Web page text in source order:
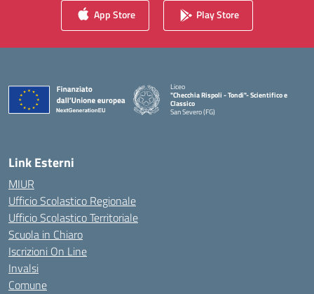
App Store Play Store
Liceo
"Checchia Rispoli - Tondi"- Scientifico e
Classico
San Severo (FG)
Link Esterni
MIUR
Ufficio Scolastico Regionale
Ufficio Scolastico Territoriale
Scuola in Chiaro
Iscrizioni On Line
Invalsi
Comune